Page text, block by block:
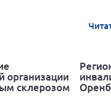
организации
склерозом